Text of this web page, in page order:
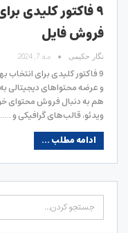
۹ فاکتور کلیدی
فروش فایل
نگار حکیمی مه 7, 2024
9 فاکتور کلیدی برای
و عرضه محتواهای
هم به دنبال فروش محتوای
ویدئو، قالب‌های گرافیکی و
ادامه مطلب ...